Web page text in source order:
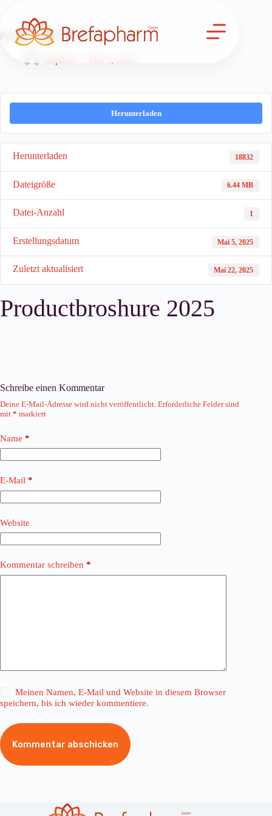
springen
Productbroshure 2025
brfphrm Mai 5, 2025
Herunterladen
Herunterladen 18832
Dateigröße 6.44 MB
Datei-Anzahl 1
Erstellungsdatum Mai 5, 2025
Zuletzt aktualisiert Mai 22, 2025
Productbroshure 2025
Schreibe einen Kommentar
Deine E-Mail-Adresse wird nicht veröffentlicht. Erforderliche Felder sind
mit * markiert
Name *
E-Mail *
Website
Kommentar schreiben *
Meinen Namen, E-Mail und Website in diesem Browser
speichern, bis ich wieder kommentiere.
Kommentar abschicken